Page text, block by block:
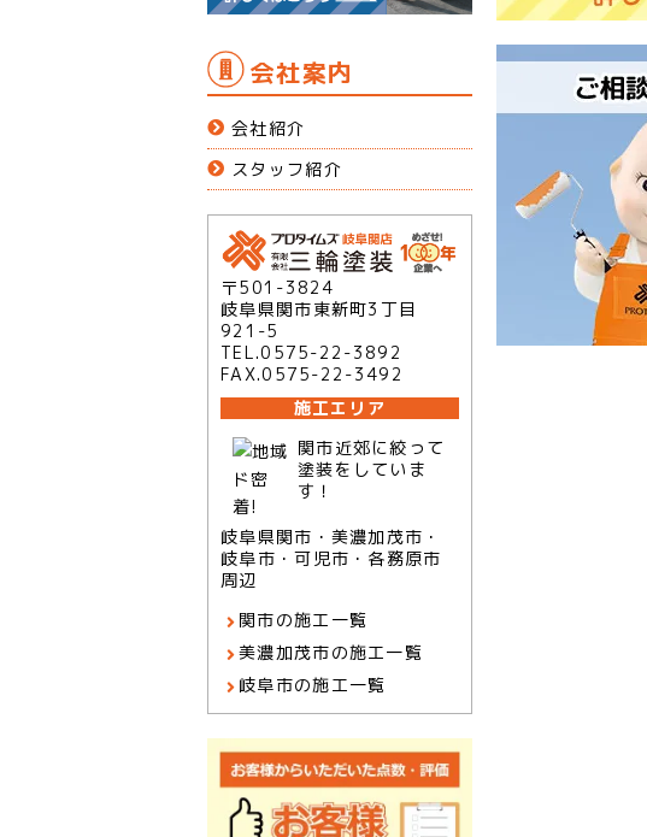
会社案内
会社紹介
スタッフ紹介
〒501-3824
岐阜県関市東新町3丁目
921-5
TEL.0575-22-3892
FAX.0575-22-3492
施工エリア
関市近郊に絞って
塗装をしていま
す！
岐阜県関市・美濃加茂市・
岐阜市・可児市・各務原市
周辺
関市の施工一覧
美濃加茂市の施工一覧
岐阜市の施工一覧